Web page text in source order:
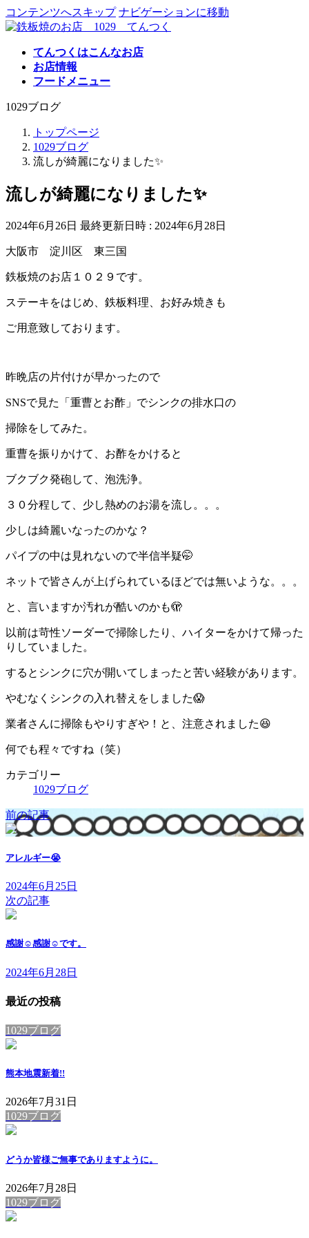
コンテンツへスキップ ナビゲーションに移動
てんつくはこんなお店
お店情報
フードメニュー
1029ブログ
トップページ
1029ブログ
流しが綺麗になりました✨
流しが綺麗になりました✨
2024年6月26日 最終更新日時 : 2024年6月28日
大阪市 淀川区 東三国
鉄板焼のお店１０２９です。
ステーキをはじめ、鉄板料理、お好み焼きも
ご用意致しております。
昨晩店の片付けが早かったので
SNSで見た「重曹とお酢」でシンクの排水口の
掃除をしてみた。
重曹を振りかけて、お酢をかけると
ブクブク発砲して、泡洗浄。
３０分程して、少し熱めのお湯を流し。。。
少しは綺麗いなったのかな？
パイプの中は見れないので半信半疑🤭
ネットで皆さんが上げられているほどでは無いような。。。
と、言いますか汚れが酷いのかも🫣
以前は苛性ソーダーで掃除したり、ハイターをかけて帰った
りしていました。
するとシンクに穴が開いてしまったと苦い経験があります。
やむなくシンクの入れ替えをしました😱
業者さんに掃除もやりすぎや！と、注意されました😆
何でも程々ですね（笑）
カテゴリー
1029ブログ
前の記事
アレルギー😭
2024年6月25日
次の記事
感謝☺️感謝☺️です。
2024年6月28日
最近の投稿
1029ブログ
熊本地震新着!!
2026年7月31日
1029ブログ
どうか皆様ご無事でありますように。
2026年7月28日
1029ブログ